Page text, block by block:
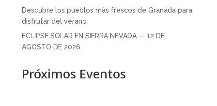
Descubre los pueblos más frescos de Granada para
disfrutar del verano
ECLIPSE SOLAR EN SIERRA NEVADA — 12 DE
AGOSTO DE 2026
Próximos Eventos